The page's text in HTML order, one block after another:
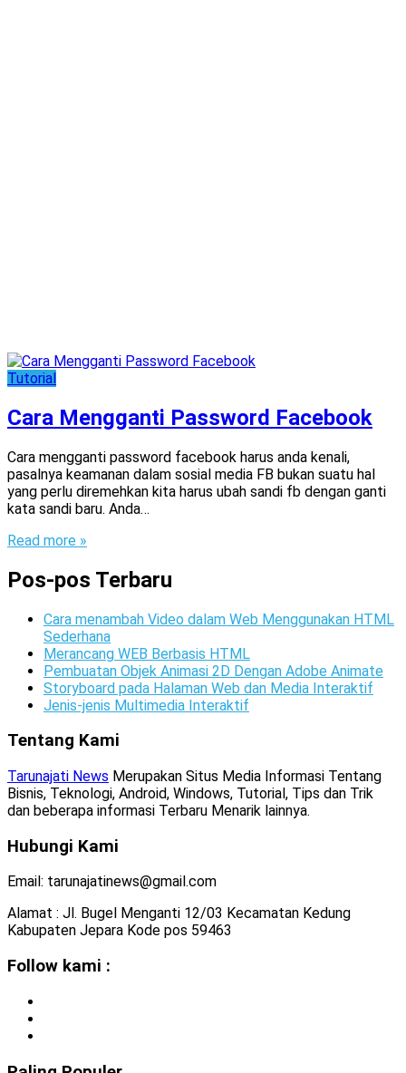
Tutorial
Cara Mengganti Password Facebook
Cara mengganti password facebook harus anda kenali,
pasalnya keamanan dalam sosial media FB bukan suatu hal
yang perlu diremehkan kita harus ubah sandi fb dengan ganti
kata sandi baru. Anda…
Read more »
Pos-pos Terbaru
Cara menambah Video dalam Web Menggunakan HTML
Sederhana
Merancang WEB Berbasis HTML
Pembuatan Objek Animasi 2D Dengan Adobe Animate
Storyboard pada Halaman Web dan Media Interaktif
Jenis-jenis Multimedia Interaktif
Tentang Kami
Tarunajati News Merupakan Situs Media Informasi Tentang
Bisnis, Teknologi, Android, Windows, Tutorial, Tips dan Trik
dan beberapa informasi Terbaru Menarik lainnya.
Hubungi Kami
Email: tarunajatinews@gmail.com
Alamat : Jl. Bugel Menganti 12/03 Kecamatan Kedung
Kabupaten Jepara Kode pos 59463
Follow kami :